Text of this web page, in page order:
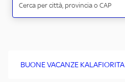
BUONE VACANZE KALAFIORITA